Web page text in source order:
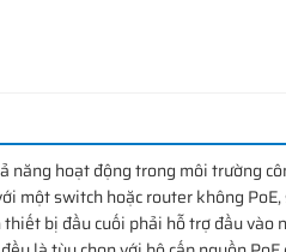
năng hoạt động trong môi trường
một switch hoặc router không
bị đầu cuối phải hỗ trợ đầu vào